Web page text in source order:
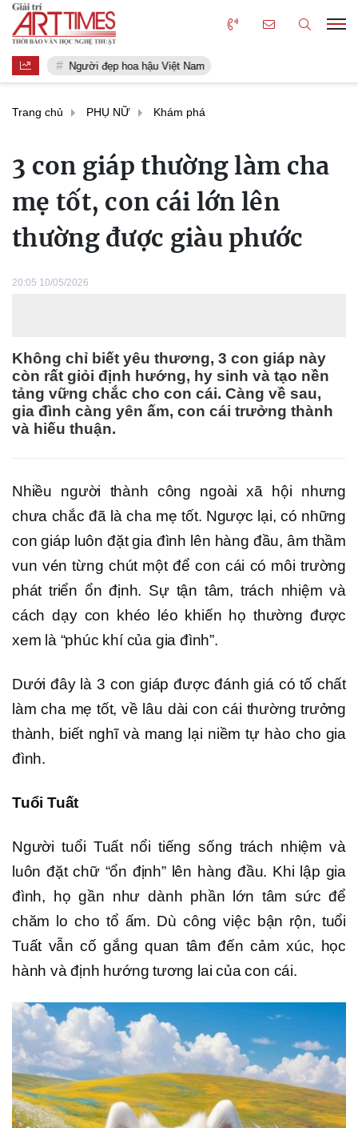
Người đẹp hoa hậu Việt Nam
Trang chủ PHỤ NỮ Khám phá
3 con giáp thường làm cha
mẹ tốt, con cái lớn lên
thường được giàu phước
20:05 10/05/2026
Không chỉ biết yêu thương, 3 con giáp này
còn rất giỏi định hướng, hy sinh và tạo nền
tảng vững chắc cho con cái. Càng về sau,
gia đình càng yên ấm, con cái trưởng thành
và hiếu thuận.
Nhiều người thành công ngoài xã hội nhưng
chưa chắc đã là cha mẹ tốt. Ngược lại, có những
con giáp luôn đặt gia đình lên hàng đầu, âm thầm
vun vén từng chút một để con cái có môi trường
phát triển ổn định. Sự tận tâm, trách nhiệm và
cách dạy con khéo léo khiến họ thường được
xem là “phúc khí của gia đình”.
Dưới đây là 3 con giáp được đánh giá có tố chất
làm cha mẹ tốt, về lâu dài con cái thường trưởng
thành, biết nghĩ và mang lại niềm tự hào cho gia
đình.
Tuổi Tuất
Người tuổi Tuất nổi tiếng sống trách nhiệm và
luôn đặt chữ “ổn định” lên hàng đầu. Khi lập gia
đình, họ gần như dành phần lớn tâm sức để
chăm lo cho tổ ấm. Dù công việc bận rộn, tuổi
Tuất vẫn cố gắng quan tâm đến cảm xúc, học
hành và định hướng tương lai của con cái.